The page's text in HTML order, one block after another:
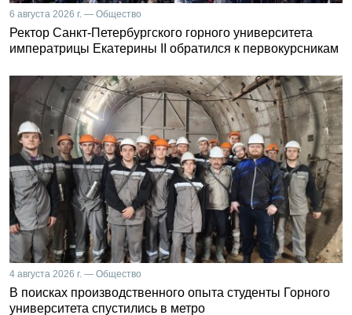
6 августа 2026 г. — Общество
Ректор Санкт-Петербургского горного университета
императрицы Екатерины II обратился к первокурсникам
4 августа 2026 г. — Общество
В поисках производственного опыта студенты Горного
университета спустились в метро